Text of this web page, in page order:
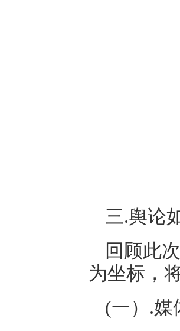
三.舆论
回顾此
为坐标，
(一）.媒